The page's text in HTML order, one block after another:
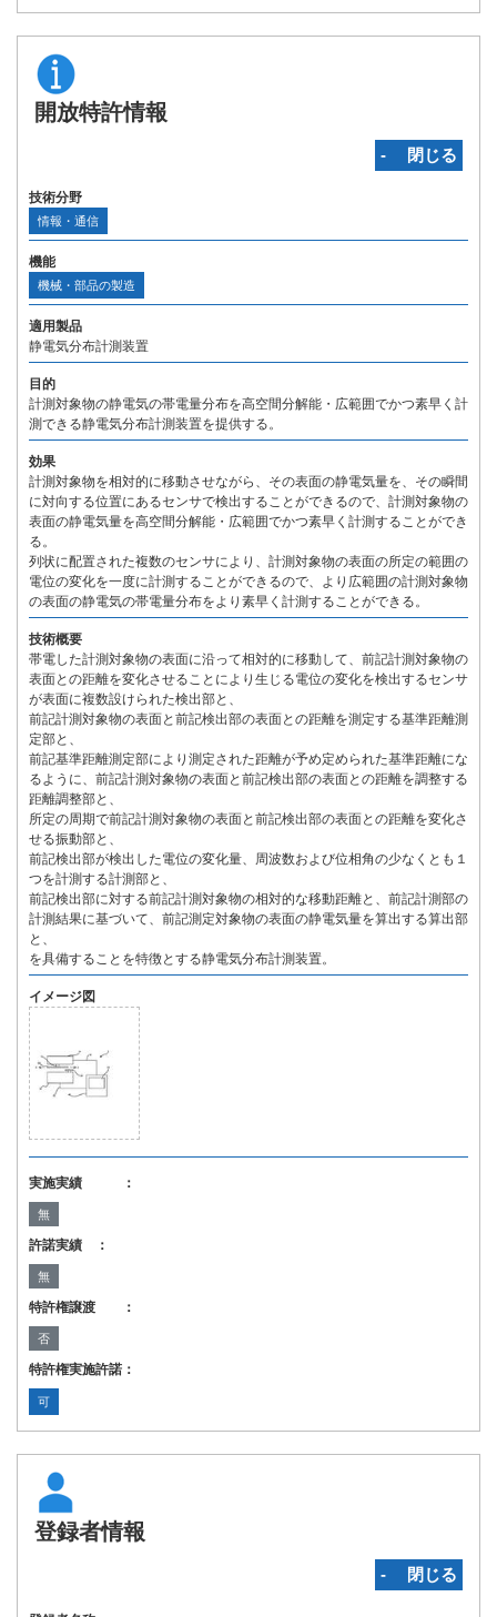
開放特許情報
‐ 閉じる
技術分野
情報・通信
機能
機械・部品の製造
適用製品
静電気分布計測装置
目的
計測対象物の静電気の帯電量分布を高空間分解能・広範囲でかつ素早く計
測できる静電気分布計測装置を提供する。
効果
計測対象物を相対的に移動させながら、その表面の静電気量を、その瞬間
に対向する位置にあるセンサで検出することができるので、計測対象物の
表面の静電気量を高空間分解能・広範囲でかつ素早く計測することができ
る。
列状に配置された複数のセンサにより、計測対象物の表面の所定の範囲の
電位の変化を一度に計測することができるので、より広範囲の計測対象物
の表面の静電気の帯電量分布をより素早く計測することができる。
技術概要
帯電した計測対象物の表面に沿って相対的に移動して、前記計測対象物の
表面との距離を変化させることにより生じる電位の変化を検出するセンサ
が表面に複数設けられた検出部と、
前記計測対象物の表面と前記検出部の表面との距離を測定する基準距離測
定部と、
前記基準距離測定部により測定された距離が予め定められた基準距離にな
るように、前記計測対象物の表面と前記検出部の表面との距離を調整する
距離調整部と、
所定の周期で前記計測対象物の表面と前記検出部の表面との距離を変化さ
せる振動部と、
前記検出部が検出した電位の変化量、周波数および位相角の少なくとも１
つを計測する計測部と、
前記検出部に対する前記計測対象物の相対的な移動距離と、前記計測部の
計測結果に基づいて、前記測定対象物の表面の静電気量を算出する算出部
と、
を具備することを特徴とする静電気分布計測装置。
イメージ図
実施実績 ：
無
許諾実績 ：
無
特許権譲渡 ：
否
特許権実施許諾：
可
登録者情報
‐ 閉じる